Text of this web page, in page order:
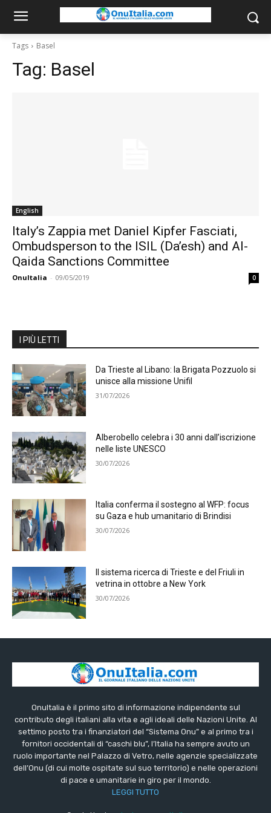
Tags Basel
Tag: Basel
English
Italy’s Zappia met Daniel Kipfer Fasciati,
Ombudsperson to the ISIL (Da’esh) and Al-
Qaida Sanctions Committee
OnuItalia - 09/05/2019 0
I PIÙ LETTI
Da Trieste al Libano: la Brigata Pozzuolo si
unisce alla missione Unifil
31/07/2026
Alberobello celebra i 30 anni dall’iscrizione
nelle liste UNESCO
30/07/2026
Italia conferma il sostegno al WFP: focus
su Gaza e hub umanitario di Brindisi
30/07/2026
Il sistema ricerca di Trieste e del Friuli in
vetrina in ottobre a New York
30/07/2026
OnuItalia è il primo sito di informazione indipendente sul
contributo degli italiani alla vita e agli ideali delle Nazioni Unite. Al
settimo posto tra i finanziatori del “Sistema Onu” e al primo tra i
fornitori occidentali di “caschi blu”, l’Italia ha sempre avuto un
ruolo importante nel Palazzo di Vetro, nelle agenzie specializzate
dell’Onu (di cui molte ospitate sul suo territorio) e nelle operazioni
di pace e umanitarie in giro per il mondo.
LEGGI TUTTO